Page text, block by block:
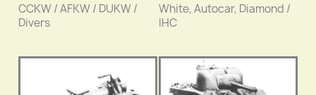
CCKW / AFKW / DUKW /
Divers
White, Autocar, Diamond /
IHC